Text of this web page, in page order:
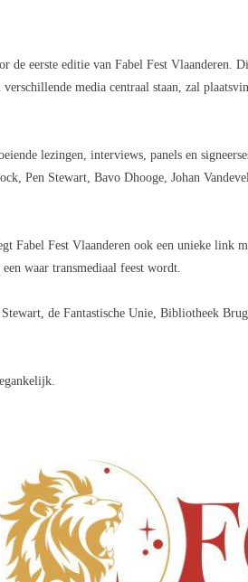
de eerste editie van Fabel Fest Vlaanderen.
media centraal staan, zal
lezingen, interviews, panels en
Pen Stewart, Bavo Dhooge, Johan
Fabel Fest Vlaanderen ook een unieke link
waar transmediaal feest wordt.
Stewart, de Fantastische Unie, Bibliotheek